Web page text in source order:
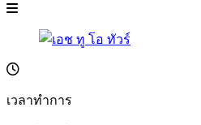
เวลาทำการ